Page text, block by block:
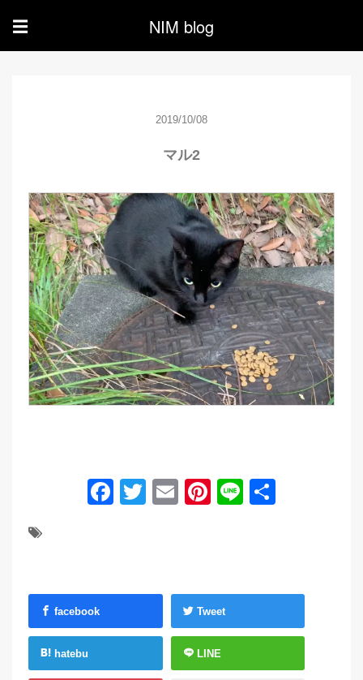
☰ NIM blog
2019/10/08
マル2
Facebook
Twitter
EmailPinterest
Line
facebook Tweet
hatebu LINE